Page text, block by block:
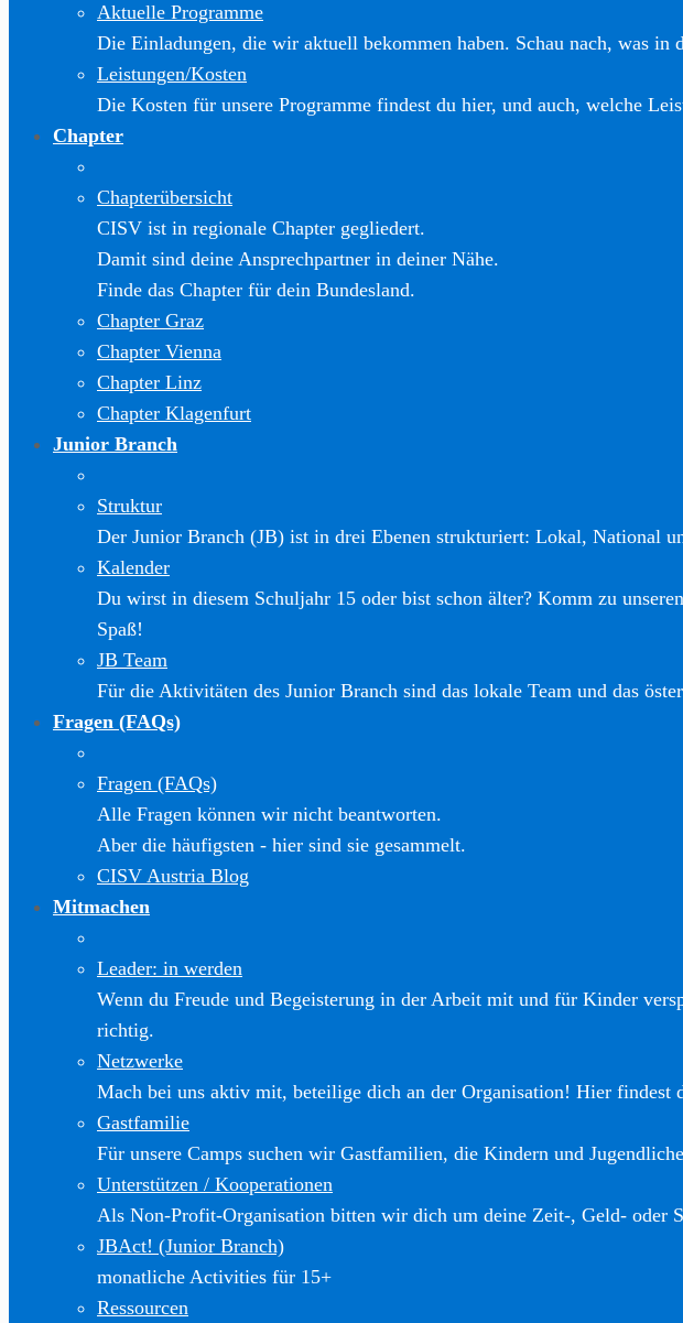
Aktuelle Programme
Die Einladungen, die wir aktuell bekommen haben. Schau nach, was
Leistungen/Kosten
Die Kosten für unsere Programme findest du hier, und auch, welche
Chapter
Chapterübersicht
CISV ist in regionale Chapter gegliedert.
Damit sind deine Ansprechpartner in deiner Nähe.
Finde das Chapter für dein Bundesland.
Chapter Graz
Chapter Vienna
Chapter Linz
Chapter Klagenfurt
Junior Branch
Struktur
Der Junior Branch (JB) ist in drei Ebenen strukturiert: Lokal, National
Kalender
Du wirst in diesem Schuljahr 15 oder bist schon älter? Komm zu
Spaß!
JB Team
Für die Aktivitäten des Junior Branch sind das lokale Team und das
Fragen (FAQs)
Fragen (FAQs)
Alle Fragen können wir nicht beantworten.
Aber die häufigsten - hier sind sie gesammelt.
CISV Austria Blog
Mitmachen
Leader: in werden
Wenn du Freude und Begeisterung in der Arbeit mit und für Kinder
richtig.
Netzwerke
Mach bei uns aktiv mit, beteilige dich an der Organisation! Hier findest
Gastfamilie
Für unsere Camps suchen wir Gastfamilien, die Kindern und
Unterstützen / Kooperationen
Als Non-Profit-Organisation bitten wir dich um deine Zeit-, Geld- oder
JBAct! (Junior Branch)
monatliche Activities für 15+
Ressourcen